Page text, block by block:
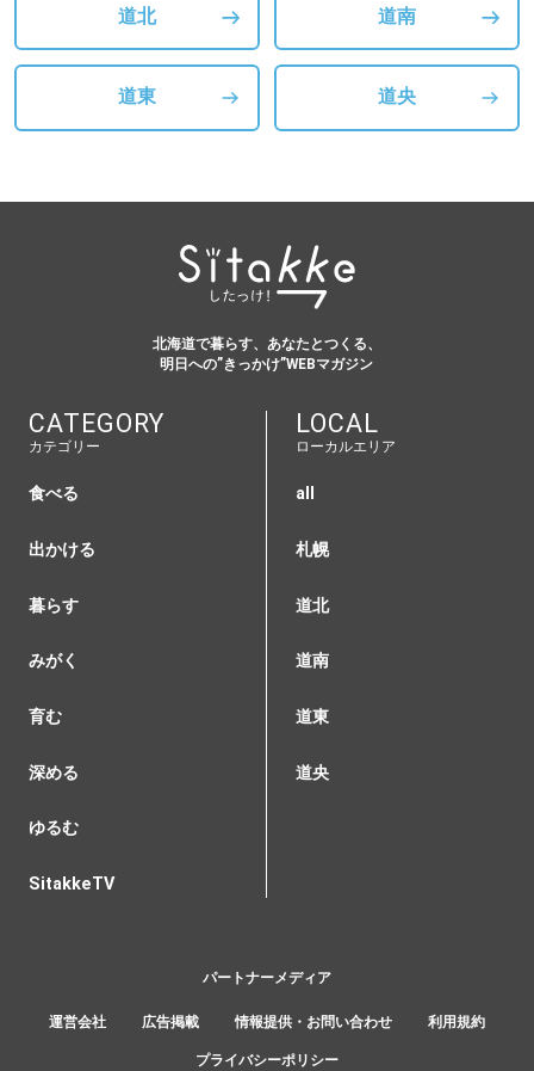
道北 道南
道東 道央
北海道で暮らす、あなたとつくる、
明日への”きっかけ”WEBマガジン
CATEGORY
カテゴリー
食べる
出かける
暮らす
みがく
育む
深める
ゆるむ
SitakkeTV
LOCAL
ローカルエリア
all
札幌
道北
道南
道東
道央
運営会社 広告掲載 情報提供・お問い合わせ 利用規約
プライバシーポリシー
パートナーメディア